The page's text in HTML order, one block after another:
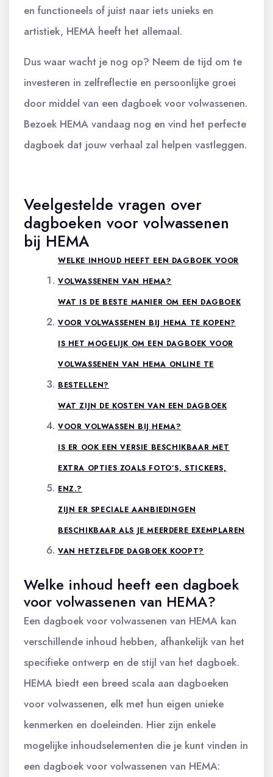
en functioneels of juist naar iets unieks en
artistiek, HEMA heeft het allemaal.
Dus waar wacht je nog op? Neem de tijd om te
investeren in zelfreflectie en persoonlijke groei
door middel van een dagboek voor volwassenen.
Bezoek HEMA vandaag nog en vind het perfecte
dagboek dat jouw verhaal zal helpen vastleggen.
Veelgestelde vragen over
dagboeken voor volwassenen
bij HEMA
WELKE INHOUD HEEFT EEN DAGBOEK VOOR
VOLWASSENEN VAN HEMA?
WAT IS DE BESTE MANIER OM EEN DAGBOEK
VOOR VOLWASSENEN BIJ HEMA TE KOPEN?
IS HET MOGELIJK OM EEN DAGBOEK VOOR
VOLWASSENEN VAN HEMA ONLINE TE
BESTELLEN?
WAT ZIJN DE KOSTEN VAN EEN DAGBOEK
VOOR VOLWASSEN BIJ HEMA?
IS ER OOK EEN VERSIE BESCHIKBAAR MET
EXTRA OPTIES ZOALS FOTO’S, STICKERS,
ENZ.?
ZIJN ER SPECIALE AANBIEDINGEN
BESCHIKBAAR ALS JE MEERDERE EXEMPLAREN
VAN HETZELFDE DAGBOEK KOOPT?
Welke inhoud heeft een dagboek
voor volwassenen van HEMA?
Een dagboek voor volwassenen van HEMA kan
verschillende inhoud hebben, afhankelijk van het
specifieke ontwerp en de stijl van het dagboek.
HEMA biedt een breed scala aan dagboeken
voor volwassenen, elk met hun eigen unieke
kenmerken en doeleinden. Hier zijn enkele
mogelijke inhoudselementen die je kunt vinden in
een dagboek voor volwassenen van HEMA: